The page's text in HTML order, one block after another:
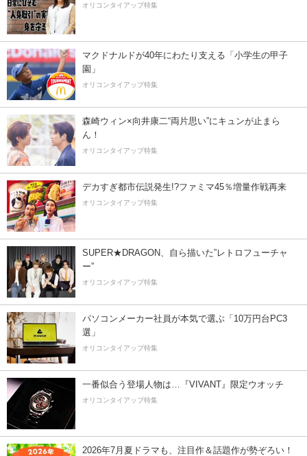
オリコンタイアップ特集
マクドナルドが40年にわたり支える「小学生の甲子
園」
オリコンタイアップ特集
森崎ウィン×向井康二“両片思い”にキュンが止まら
ん！
オリコンタイアップ特集
デカすぎ都市伝説発生!?ファミマ45％増量作戦再来
オリコンタイアップ特集
SUPER★DRAGON、自ら描いた”レトロフューチャ
ー”
オリコンタイアップ特集
パソコンメーカー社員が本気で選ぶ「10万円台PC3
選」
オリコンタイアップ特集
一番似合う登場人物は…『VIVANT』限定ウオッチ
オリコンタイアップ特集
2026年7月夏ドラマも、注目作＆話題作が勢ぞろい！